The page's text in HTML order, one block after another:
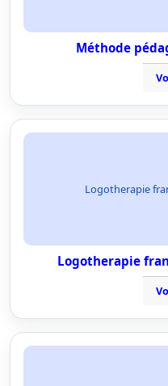
Méthode
Logotherapie
Logotherapie